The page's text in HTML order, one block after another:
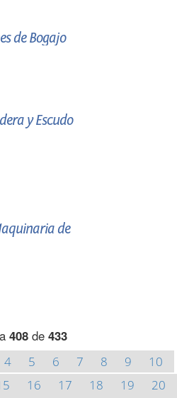
de Bogajo
y Escudo
de
408de 433
4 5 6 7 8 9
10
16 17 18 19
20